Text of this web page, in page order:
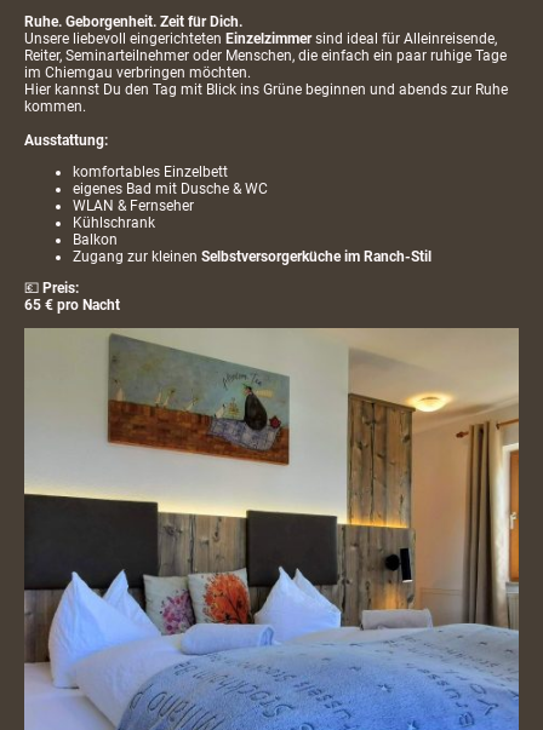
Ruhe. Geborgenheit. Zeit für Dich.
Unsere liebevoll eingerichteten Einzelzimmersind ideal für Alleinreisende,
Reiter, Seminarteilnehmer oder Menschen, die einfach ein paar ruhige Tage
im Chiemgau verbringen möchten.
Hier kannst Du den Tag mit Blick ins Grüne beginnen und abends zur Ruhe
kommen.
Ausstattung:
komfortables Einzelbett
eigenes Bad mit Dusche & WC
WLAN & Fernseher
Kühlschrank
Balkon
Zugang zur kleinen Selbstversorgerküche im Ranch-Stil
💶 Preis:
65 € pro Nacht